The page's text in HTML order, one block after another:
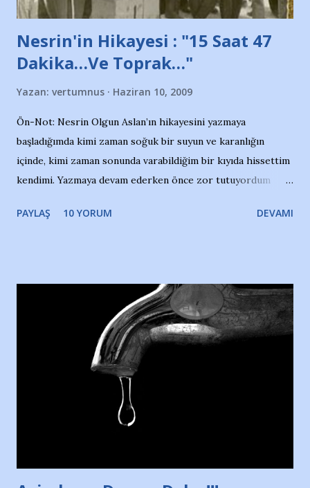
Nesrin'in Hikayesi : "15 Saat 47
Dakika…Ve Toprak…"
Yazan: vertumnus Haziran 10, 2009
Ön-Not: Nesrin Olgun Aslan’ın hikayesini yazmaya
başladığımda kimi zaman soğuk bir suyun ve karanlığın
içinde, kimi zaman sonunda varabildiğim bir kıyıda hissettim
kendimi. Yazmaya devam ederken önce zor tutuyordum
Yazımı, ağlayarak bitirebildim ancak…Kendisinin web
Nesrin’in Hikayesi’ne başlıyorum… 1964 Adana Yüzme
havuzunun kenarında 7 yaşında kara kuru bir kız çocuğu
duruyor. Havuzun içinde Adana Demirspor Kulübü
yüzücüleri. Erkekler çoğunlukta. Küçük kız etrafına bakıyor.
Sadece 4 kız çocuğu var. Nesrin, Adana Demirspor’un 4
kızından biri oluyor o gün…Giriyor havuza. 1973 – 1975
Adana Nesrin, 16 yaşında. Yüzüyor. 7 yaşında girdiği
Türkiye 3.lüğü var. 17 yaşında mar...
PAYLAŞ 10 YORUM DEVAMI